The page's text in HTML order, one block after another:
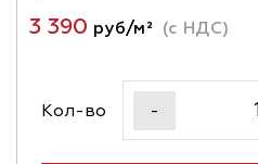
3 390 руб/м² (с НДС)
Кол-во -